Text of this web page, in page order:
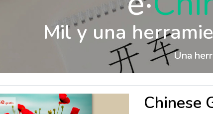
Mil y una
Una
Chinese